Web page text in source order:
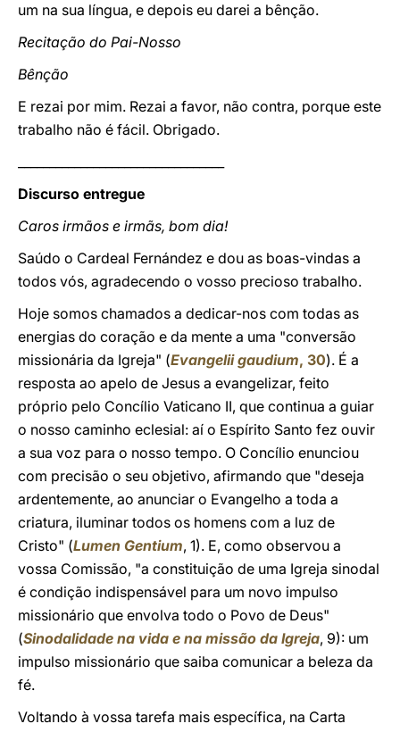
um na sua língua, e depois eu darei a bênção.
Recitação do Pai-Nosso
Bênção
E rezai por mim. Rezai a favor, não contra, porque este
trabalho não é fácil. Obrigado.
Discurso entregue
Caros irmãos e irmãs, bom dia!
Saúdo o Cardeal Fernández e dou as boas-vindas a
todos vós, agradecendo o vosso precioso trabalho.
Hoje somos chamados a dedicar-nos com todas as
energias do coração e da mente a uma "conversão
missionária da Igreja" (Evangelii gaudium, 30). É a
resposta ao apelo de Jesus a evangelizar, feito
próprio pelo Concílio Vaticano II, que continua a guiar
o nosso caminho eclesial: aí o Espírito Santo fez ouvir
a sua voz para o nosso tempo. O Concílio enunciou
com precisão o seu objetivo, afirmando que "deseja
ardentemente, ao anunciar o Evangelho a toda a
criatura, iluminar todos os homens com a luz de
Cristo" (Lumen Gentium, 1). E, como observou a
vossa Comissão, "a constituição de uma Igreja sinodal
é condição indispensável para um novo impulso
missionário que envolva todo o Povo de Deus"
(Sinodalidade na vida e na missão da Igreja, 9): um
impulso missionário que saiba comunicar a beleza da
fé.
Voltando à vossa tarefa mais específica, na Carta